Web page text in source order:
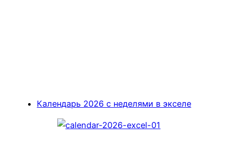
Календарь 2026 с неделями в экселе